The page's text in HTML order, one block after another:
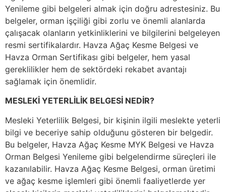
Yenileme gibi belgeleri almak için doğru adrestesiniz. Bu
belgeler, orman işçiliği gibi zorlu ve önemli alanlarda
çalışacak olanların yetkinliklerini ve bilgilerini belgeleyen
resmi sertifikalardır. Havza Ağaç Kesme Belgesi ve
Havza Orman Sertifikası gibi belgeler, hem yasal
gereklilikler hem de sektördeki rekabet avantajı
sağlamak için önemlidir.
MESLEKİ YETERLİLİK BELGESİ NEDİR?
Mesleki Yeterlilik Belgesi, bir kişinin ilgili meslekte yeterli
bilgi ve beceriye sahip olduğunu gösteren bir belgedir.
Bu belgeler, Havza Ağaç Kesme MYK Belgesi ve Havza
Orman Belgesi Yenileme gibi belgelendirme süreçleri ile
kazanılabilir. Havza Ağaç Kesme Belgesi, orman üretimi
ve ağaç kesme işlemleri gibi önemli faaliyetlerde yer